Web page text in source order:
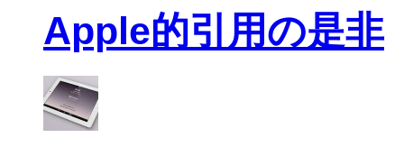
Apple的引用の是非